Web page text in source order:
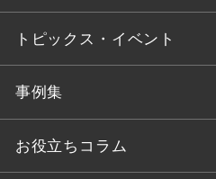
トピックス・イベント
事例集
お役立ちコラム